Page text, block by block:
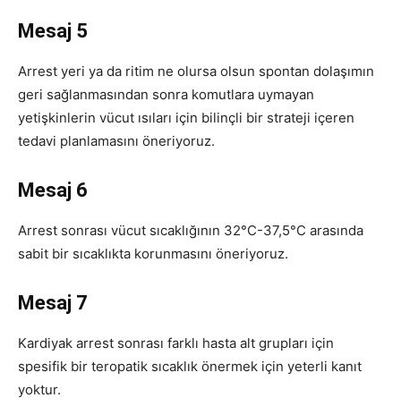
Mesaj 5
Arrest yeri ya da ritim ne olursa olsun spontan dolaşımın
geri sağlanmasından sonra komutlara uymayan
yetişkinlerin vücut ısıları için bilinçli bir strateji içeren
tedavi planlamasını öneriyoruz.
Mesaj 6
Arrest sonrası vücut sıcaklığının 32°C-37,5°C arasında
sabit bir sıcaklıkta korunmasını öneriyoruz.
Mesaj 7
Kardiyak arrest sonrası farklı hasta alt grupları için
spesifik bir teropatik sıcaklık önermek için yeterli kanıt
yoktur.